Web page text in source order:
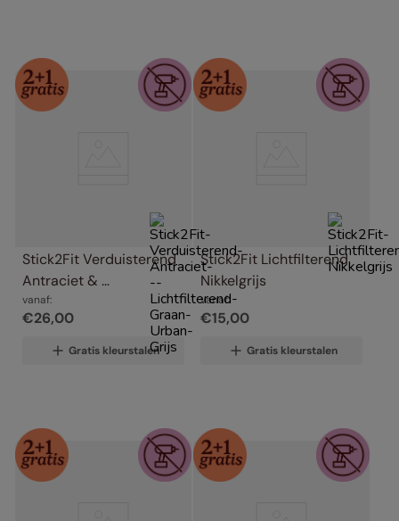
Stick2Fit Verduisterend
Antraciet &
Lichtfilterend Graan
Urban Grijs
vanaf:
€26,00
Gratis kleurstalen
Stick2Fit Lichtfilterend
Nikkelgrijs
vanaf:
€15,00
Gratis kleurstalen